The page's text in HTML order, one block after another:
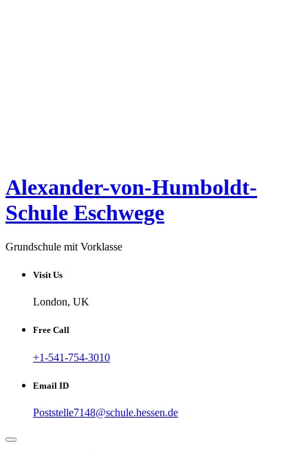
Alexander-von-Humboldt-
Schule Eschwege
Grundschule mit Vorklasse
Visit Us
London, UK
Free Call
+1-541-754-3010
Email ID
Poststelle7148@schule.hessen.de